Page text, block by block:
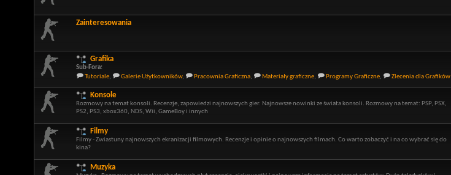
Zainteresowania
Grafika
Sub-Fora:
Tutoriale, Galerie Użytkowników, Pracownia Graficzna, Materiały graficzne, Programy Graficzne, Zlecenia dla Grafików
Konsole
Rozmowy na temat konsoli. Recenzje, zapowiedzi najnowszych gier. Najnowsze nowinki ze świata konsoli. Rozmowy na temat: PSP, PSX,
PS2, PS3, xbox360, NDS, Wii, GameBoy i innych
Filmy
Filmy - Zwiastuny najnowszych ekranizacji filmowych. Recenzje i opinie o najnowszych filmach. Co warto zobaczyć i na co wybrać się do
kina?
Muzyka